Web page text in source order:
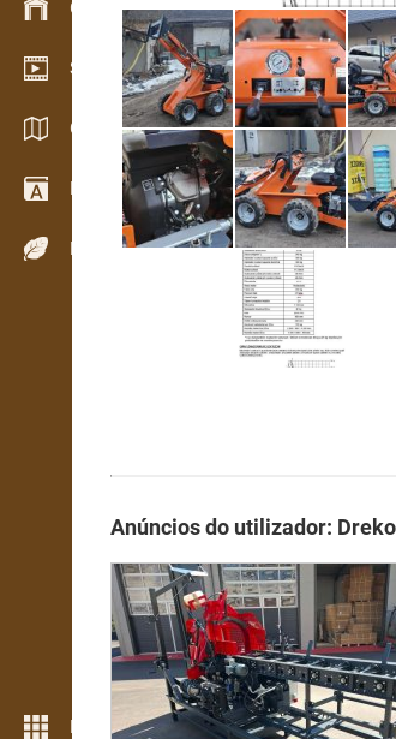
Gestão de stocks
Showroom de vídeo
Catálogos / Brochuras
Dicionário
Espécies de madeira
Mais funcionalidades
Anúncios do utilizador: